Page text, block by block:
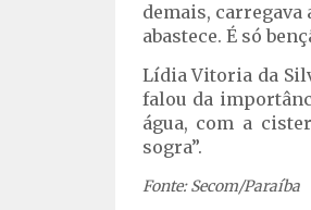
demais, carregava
abastece. É só
Lídia Vitoria da
falou da
água, com a
sogra”.
Fonte: Secom/Paraíba